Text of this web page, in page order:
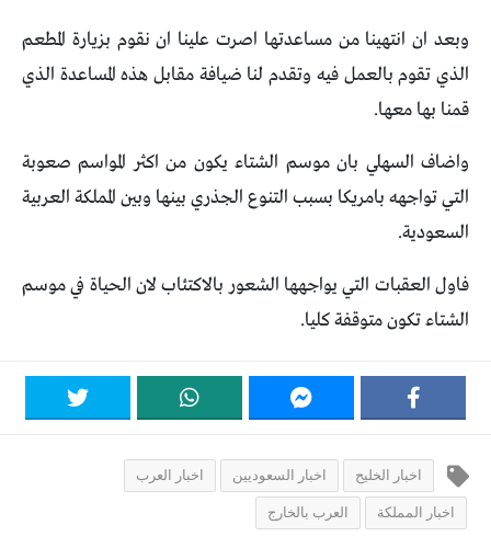
وبعد ان انتهينا من مساعدتها اصرت علينا ان نقوم بزيارة المطعم
الذي تقوم بالعمل فيه وتقدم لنا ضيافة مقابل هذه المساعدة الذي
قمنا بها معها.
واضاف السهلي بان موسم الشتاء يكون من اكثر المواسم صعوبة
التي تواجهه بامريكا بسبب التنوع الجذري بينها وبين المملكة العربية
السعودية.
فاول العقبات التي يواجهها الشعور بالاكتئاب لان الحياة في موسم
الشتاء تكون متوقفة كليا.
اخبار الخليح اخبار السعوديين اخبار العرب
اخبار المملكة العرب بالخارج